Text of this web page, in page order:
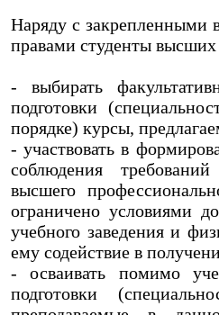
Наряду с закрепленными
правами студенты
- выбирать
подготовки
порядке) курсы,
- участвовать в
соблюдения требований
высшего
ограничено условиями
учебного заведения и
ему содействие в
- осваивать помимо
подготовки